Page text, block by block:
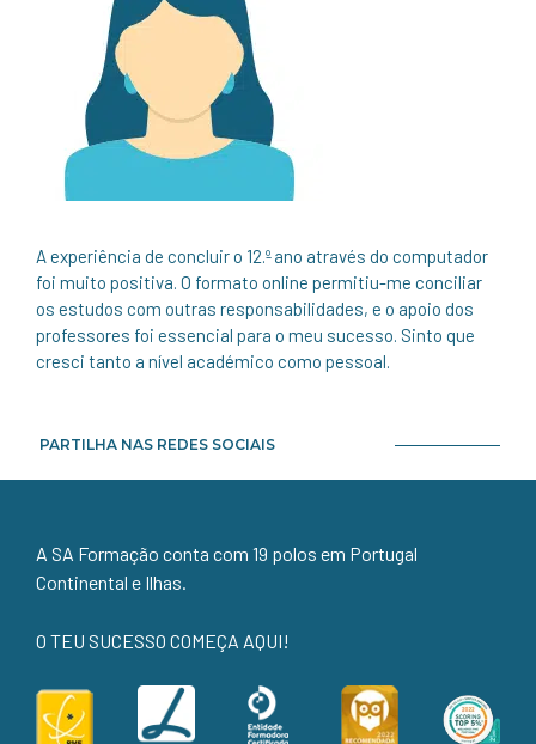
A experiência de concluir o 12.º ano através do computador
foi muito positiva. O formato online permitiu-me conciliar
os estudos com outras responsabilidades, e o apoio dos
professores foi essencial para o meu sucesso. Sinto que
cresci tanto a nível académico como pessoal.
PARTILHA NAS REDES SOCIAIS
A SA Formação conta com 19 polos em Portugal
Continental e Ilhas.
O TEU SUCESSO COMEÇA AQUI!